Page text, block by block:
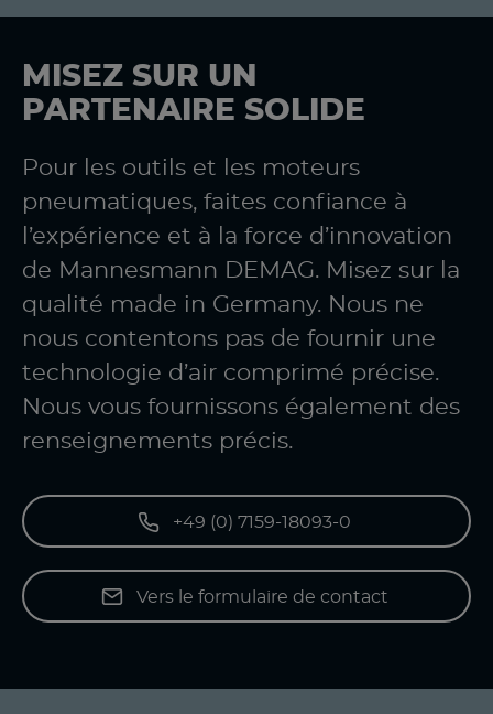
MISEZ SUR UN
PARTENAIRE SOLIDE
Pour les outils et les moteurs
pneumatiques, faites confiance à
l’expérience et à la force d’innovation
de Mannesmann DEMAG. Misez sur la
qualité made in Germany. Nous ne
nous contentons pas de fournir une
technologie d’air comprimé précise.
Nous vous fournissons également des
renseignements précis.
+49 (0) 7159-18093-0
Vers le formulaire de contact